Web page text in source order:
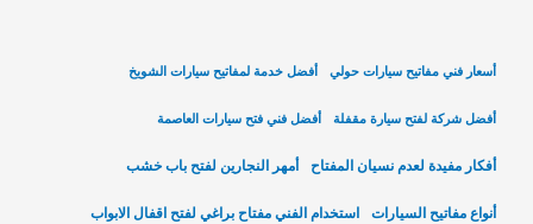
أسعار فني مفاتيح سيارات حولي أفضل خدمة لمفاتيح سيارات الشويخ
أفضل شركة لفتح سيارة مقفلة أفضل فني فتح سيارات العاصمة
أفكار مفيدة لعدم نسيان المفتاح أمهر النجارين لفتح باب خشب
أنواع مفاتيح السيارات استخدام الفني مفتاح براغي لفتح اقفال الابواب